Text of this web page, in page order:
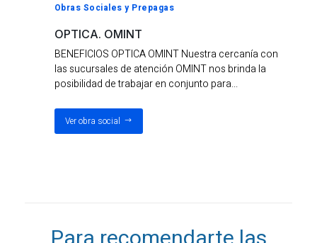
Obras Sociales y Prepagas
OPTICA. OMINT
BENEFICIOS OPTICA OMINT Nuestra cercanía con
las sucursales de atención OMINT nos brinda la
posibilidad de trabajar en conjunto para...
Ver obra social